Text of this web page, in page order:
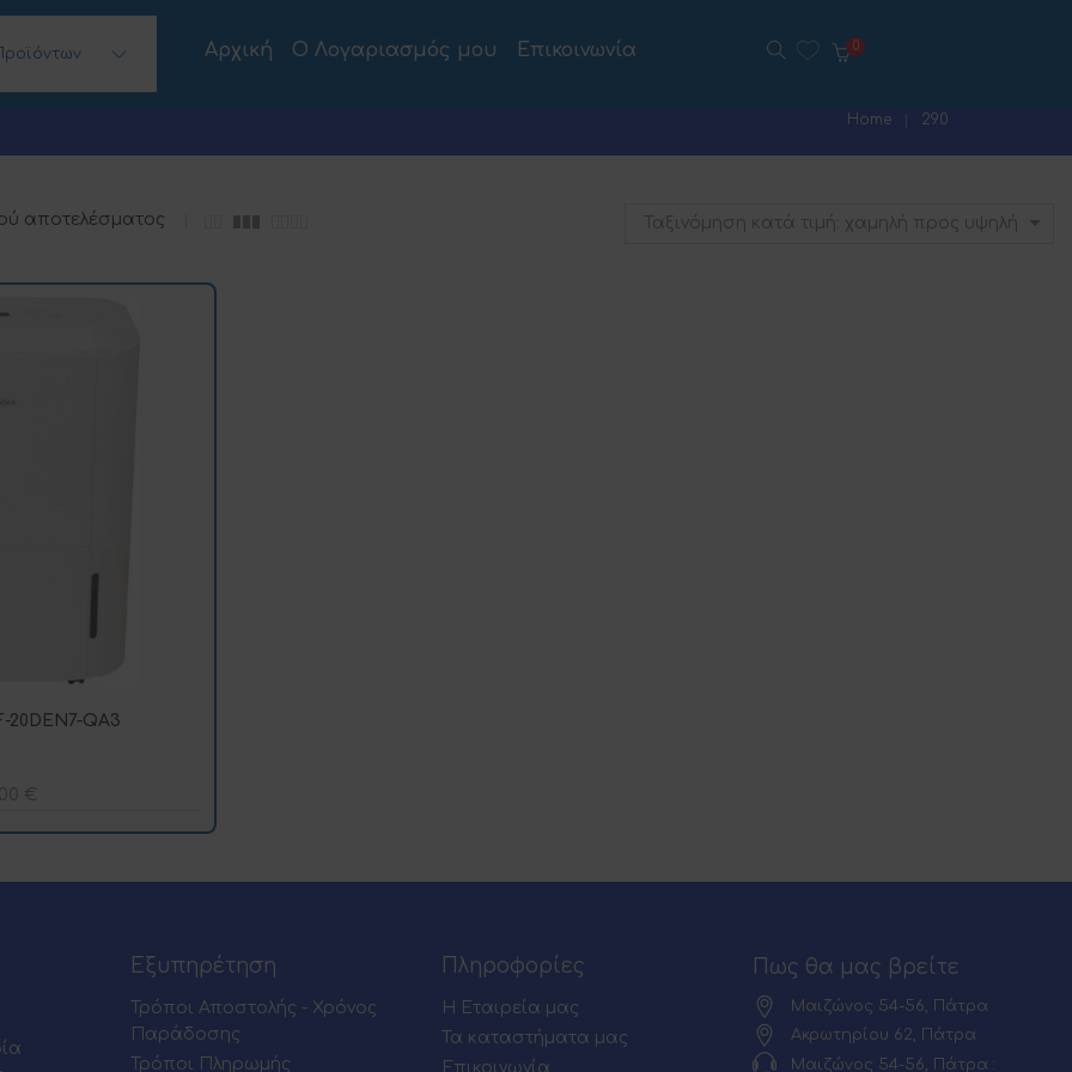
Αρχική Ο Λογαριασμός μου Επικοινωνία
Home 290
αποτελέσματος Ταξινόμηση κατά τιμή: χαμηλή προς υψηλή
20DEN7-QA3
€
Εξυπηρέτηση
Τρόποι Αποστολής - Χρόνος
Παράδοσης
Τρόποι Πληρωμής
Πληροφορίες
Η Εταιρεία μας
Τα καταστήματα μας
Επικοινωνία
Πως θα μας βρείτε
Μαιζώνος 54-56, Πάτρα
Ακρωτηρίου 62, Πάτρα
Μαιζώνος 54-56, Πάτρα :